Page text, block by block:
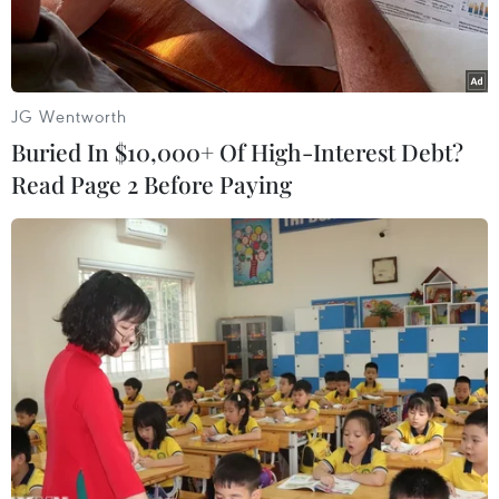
Lực lượng chức năng tích cực triển khai chữa cháy. (Ảnh: Ngọc
Thiện/ TTXVN)
Khoảng 10 giờ 25 ngày 28/2, một đám cháy đã
bùng phát tại Cơ sở sửa chữa, mua bán phụ tùng
ôtô Kim Thu, số 61, đường 3/2, phường Hưng
JG Wentworth
Buried In $10,000+ Of High-Interest Debt?
Read Page 2 Before Paying